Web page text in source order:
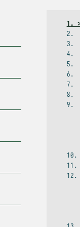
1
2
3
4
5
6
7
8
9
10
11
12